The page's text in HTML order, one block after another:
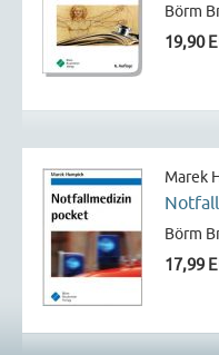
Börm
19,90
Marek
Börm
17,99